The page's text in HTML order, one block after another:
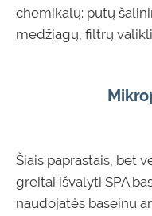
chemikalų: putų
medžiagų, filtrų
Šiais paprastais, bet
greitai išvalyti SPA
naudojatės baseinu